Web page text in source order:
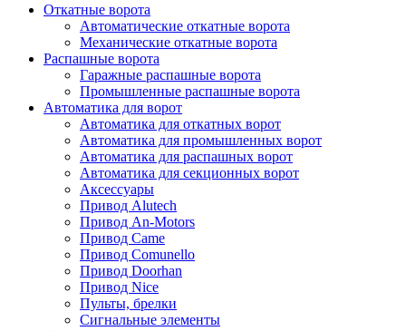
Откатные ворота
Автоматические откатные ворота
Механические откатные ворота
Распашные ворота
Гаражные распашные ворота
Промышленные распашные ворота
Автоматика для ворот
Автоматика для откатных ворот
Автоматика для промышленных ворот
Автоматика для распашных ворот
Автоматика для секционных ворот
Аксессуары
Привод Alutech
Привод An-Motors
Привод Came
Привод Comunello
Привод Doorhan
Привод Nice
Пульты, брелки
Сигнальные элементы